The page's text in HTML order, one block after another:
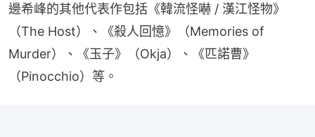
邊希峰的其他代表作包括《韓流怪嚇 / 漢江怪物》
（The Host）、《殺人回憶》（Memories of
Murder）、《玉子》（Okja）、《匹諾曹》
（Pinocchio）等。